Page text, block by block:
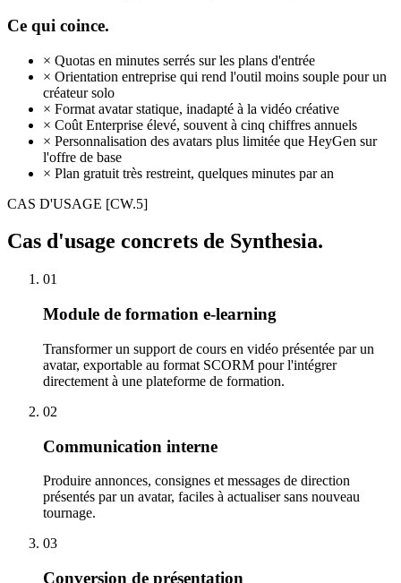
Ce qui coince.
× Quotas en minutes serrés sur les plans d'entrée
× Orientation entreprise qui rend l'outil moins souple pour un
créateur solo
× Format avatar statique, inadapté à la vidéo créative
× Coût Enterprise élevé, souvent à cinq chiffres annuels
× Personnalisation des avatars plus limitée que HeyGen sur
l'offre de base
× Plan gratuit très restreint, quelques minutes par an
CAS D'USAGE [CW.5]
Cas d'usage concrets de Synthesia.
01
Module de formation e-learning
Transformer un support de cours en vidéo présentée par un
avatar, exportable au format SCORM pour l'intégrer
directement à une plateforme de formation.
02
Communication interne
Produire annonces, consignes et messages de direction
présentés par un avatar, faciles à actualiser sans nouveau
tournage.
03
Conversion de présentation